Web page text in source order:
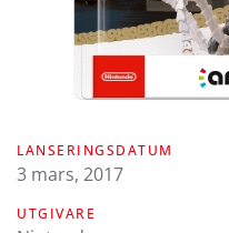
LANSERINGSDATUM
3 mars, 2017
UTGIVARE